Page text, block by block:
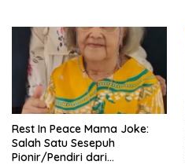
Rest In Peace Mama Joke:
Salah Satu Sesepuh
Pionir/Pendiri dari